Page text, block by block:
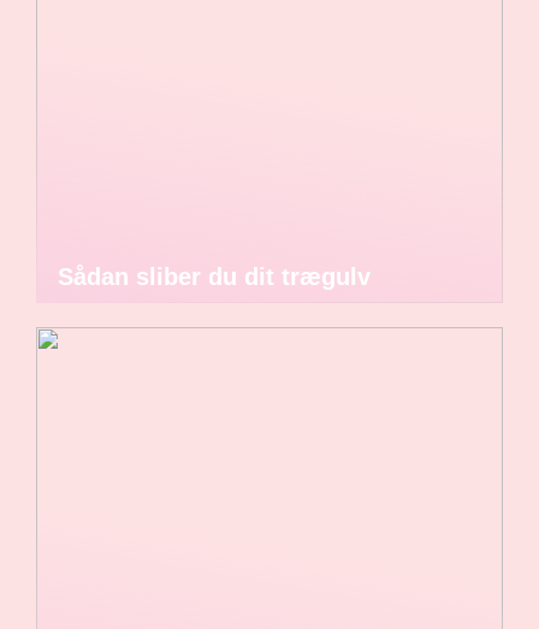
Sådan sliber du dit trægulv